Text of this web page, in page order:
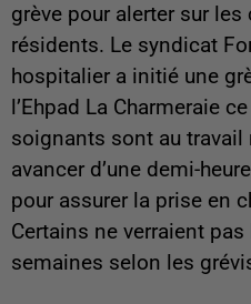
grève pour alerter sur
résidents. Le syndicat
hospitalier a initié une
l’Ehpad La Charmeraie
soignants sont au travail
avancer d’une demi-
pour assurer la prise en
Certains ne verraient
semaines selon les